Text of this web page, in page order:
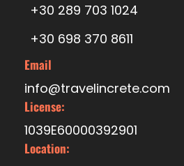
+30 289 703 1024
+30 698 370 8611
Email
info@travelincrete.com
License:
1039E60000392901
Location: